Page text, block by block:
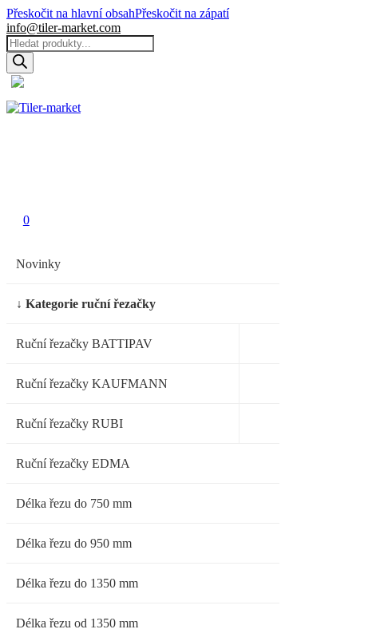
Přeskočit na hlavní obsahPřeskočit na zápatí
info@tiler-market.com
Products
search
0
Novinky
↓ Kategorie ruční řezačky
Ruční řezačky BATTIPAV
Ruční řezačky KAUFMANN
Ruční řezačky RUBI
Ruční řezačky EDMA
Délka řezu do 750 mm
Délka řezu do 950 mm
Délka řezu do 1350 mm
Délka řezu od 1350 mm